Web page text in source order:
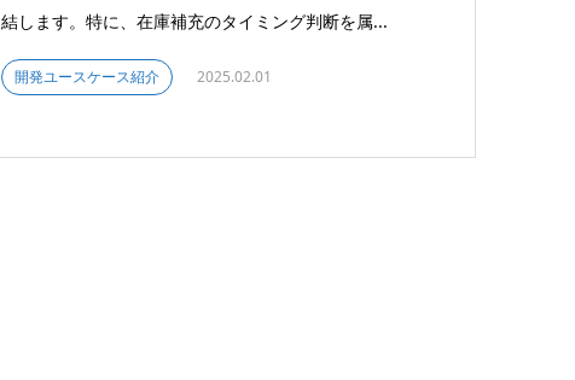
結します。特に、在庫補充のタイミング判断を属...
開発ユースケース紹介 2025.02.01